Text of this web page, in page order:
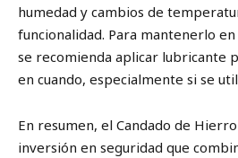
humedad y cambios de
funcionalidad. Para mantenerlo
se recomienda aplicar lubricante
en cuando, especialmente si se
En resumen, el Candado de
inversión en seguridad que